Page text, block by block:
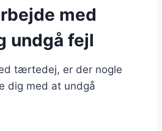
med
undgå fejl
tærtedej, er der nogle
dig med at undgå